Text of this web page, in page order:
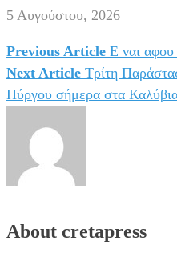
5 Αυγούστου, 2026
Πλοήγηση
άρθρων
Previous Article Ε ναι αφου
Next Article Τρίτη
Πύργου σήμερα στα
About cretapress